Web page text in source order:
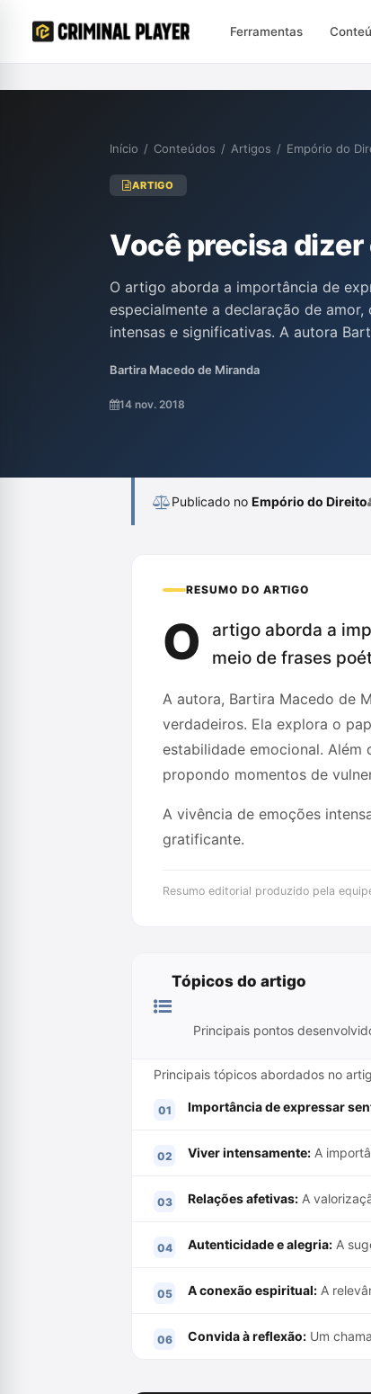
Ferramentas
Início / Conteúdos / Artigos / Empório do
ARTIGO
Você precisa dizer
O artigo aborda a importância de
especialmente a declaração de
intensas e significativas. A autora
conectar-se emocionalmente com
peça convida o leitor a deixar de lado
Bartira Macedo de Miranda
14 nov. 2018
Publicado no Empório do Direito
RESUMO DO ARTIGO
O
artigo aborda a
meio de frases
A autora, Bartira Macedo de
verdadeiros. Ela explora o
estabilidade emocional.
propondo momentos de
A vivência de emoções
gratificante.
Resumo editorial produzido pela
Tópicos do artigo
Principais pontos
Principais tópicos abordados no
Importância de expressar
Viver intensamente: A
Relações afetivas: A
Autenticidade e alegria: A
A conexão espiritual: A
Convida à reflexão: Um